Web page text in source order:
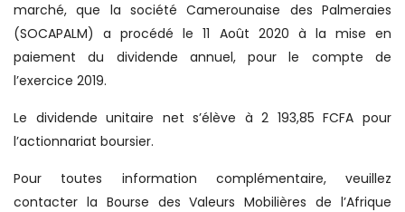
marché, que la société Camerounaise des Palmeraies
(SOCAPALM) a procédé le 11 Août 2020 à la mise en
paiement du dividende annuel, pour le compte de
l’exercice 2019.
Le dividende unitaire net s’élève à 2 193,85 FCFA pour
l’actionnariat boursier.
Pour toutes information complémentaire, veuillez
contacter la Bourse des Valeurs Mobilières de l’Afrique